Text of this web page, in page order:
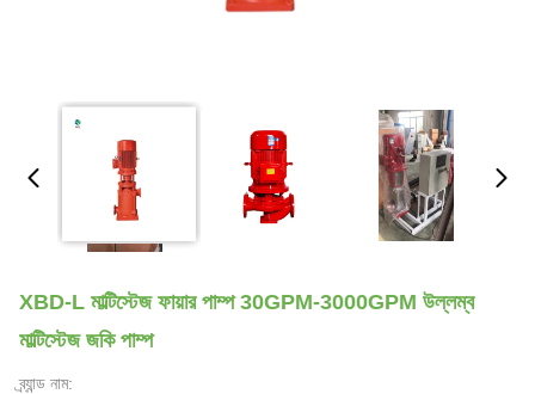
XBD-L মাল্টিস্টেজ ফায়ার পাম্প 30GPM-3000GPM উল্লম্ব
মাল্টিস্টেজ জকি পাম্প
ব্র্যান্ড নাম: